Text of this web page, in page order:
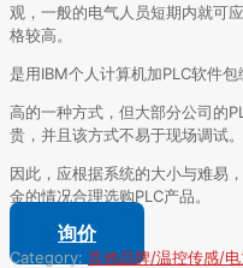
观，一般的电气人员短期内就可
格较高。
是用IBM个人计算机加PLC软件
高的一种方式，但大部分公司的
贵，并且该方式不易于现场调试。
因此，应根据系统的大小与难易
金的情况合理选购PLC产品。
询价
Category: 其他品牌/温控传感/